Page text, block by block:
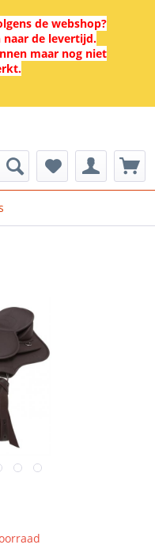
de webshop?
de levertijd.
maar nog niet